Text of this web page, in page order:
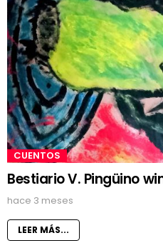
CUENTOS
Bestiario V. Pingüino
hace 3 meses
LEER MÁS...